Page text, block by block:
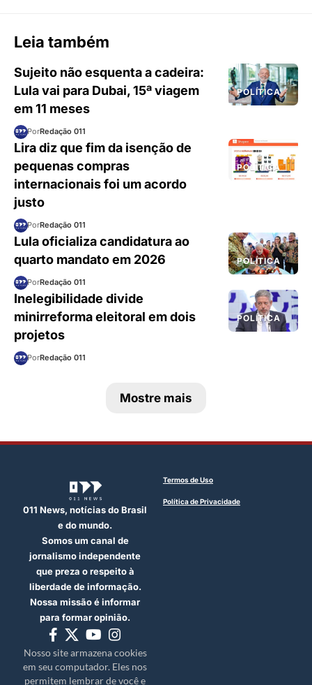
Leia também
POLÍTICA
Sujeito não esquenta a cadeira:
Lula vai para Dubai, 15ª viagem
em 11 meses
PorRedação 011
POLÍTICA
Lira diz que fim da isenção de
pequenas compras
internacionais foi um acordo
justo
PorRedação 011
POLÍTICA
Lula oficializa candidatura ao
quarto mandato em 2026
PorRedação 011
POLÍTICA
Inelegibilidade divide
minirreforma eleitoral em dois
projetos
PorRedação 011
Mostre mais
011 News, notícias do Brasil
e do mundo.
Somos um canal de
jornalismo independente
que preza o respeito à
liberdade de informação.
Nossa missão é informar
para formar opinião.
Nosso site armazena cookies
em seu computador. Eles nos
permitem lembrar de você e
Termos de Uso
Política de Privacidade